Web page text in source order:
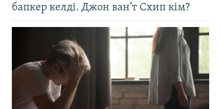
бапкер келді. Джон ван’т Схип кім?